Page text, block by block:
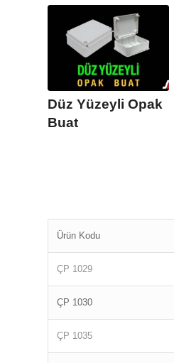
Düz Yüzeyli Opak
Buat
Ürün Kodu
ÇP 1029
ÇP 1030
ÇP 1035